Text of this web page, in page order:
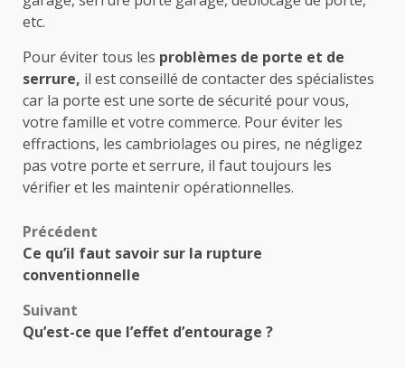
etc.
Pour éviter tous les problèmes de porte et de
serrure, il est conseillé de contacter des spécialistes
car la porte est une sorte de sécurité pour vous,
votre famille et votre commerce. Pour éviter les
effractions, les cambriolages ou pires, ne négligez
pas votre porte et serrure, il faut toujours les
vérifier et les maintenir opérationnelles.
Navigation
d’article
Précédent
Ce qu’il faut savoir sur la rupture
conventionnelle
Suivant
Qu’est-ce que l’effet d’entourage ?